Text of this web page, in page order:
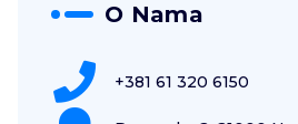
O Nama
+381 61 320 6150